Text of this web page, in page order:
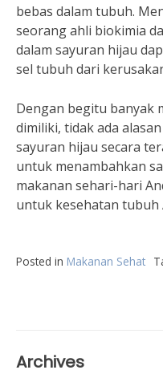
bebas dalam tubuh.
seorang ahli biokimia
dalam sayuran hijau
sel tubuh dari
Dengan begitu banyak
dimiliki, tidak ada
sayuran hijau secara
untuk menambahkan
makanan sehari-hari
untuk kesehatan tubuh
Posted in Makanan Sehat
Archives